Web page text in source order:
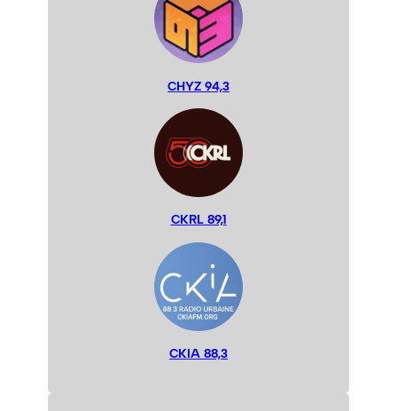
CHYZ 94,3
CKRL 89,1
CKIA 88,3